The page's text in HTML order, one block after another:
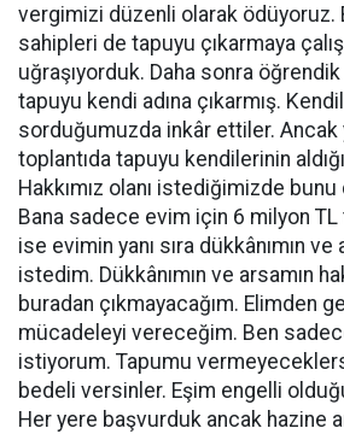
vergimizi düzenli olarak ödüyoruz.
sahipleri de tapuyu çıkarmaya
uğraşıyorduk. Daha sonra
tapuyu kendi adına çıkarmış.
sorduğumuzda inkâr ettiler. Ancak
toplantıda tapuyu kendilerinin
Hakkımız olanı istediğimizde
Bana sadece evim için 6 milyon
ise evimin yanı sıra dükkânımın
istedim. Dükkânımın ve arsamın
buradan çıkmayacağım. Elimden
mücadeleyi vereceğim. Ben
istiyorum. Tapumu
bedeli versinler. Eşim engelli
Her yere başvurduk ancak hazine